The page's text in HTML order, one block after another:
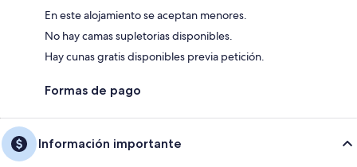
En este alojamiento se aceptan menores.
No hay camas supletorias disponibles.
Hay cunas gratis disponibles previa petición.
Formas de pago
Información importante